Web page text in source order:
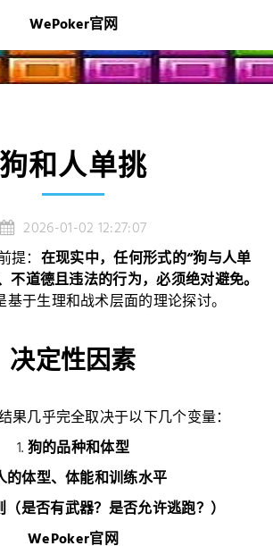
WePoker官网
狗和人单挑
2026-01-02 12:27:07
： 在现实中，任何形式的“狗与人单
不道德且违法的行为，必须绝对避免。
基于生理和战术层面的理论探讨。
决定性因素
果几乎完全取决于以下几个变量：
1.狗的品种和体型
的体型、体能和训练水平
是否有武器？是否允许逃跑？）
WePoker官网